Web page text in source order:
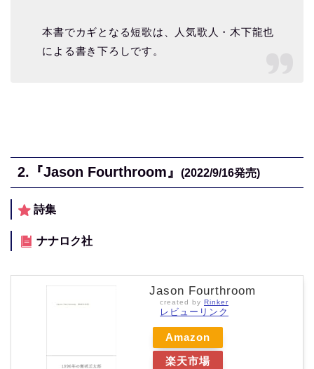
本書でカギとなる短歌は、人気歌人・木下龍也
による書き下ろしです。
2. 『Jason Fourthroom』 (2022/9/16発売)
詩集
ナナロク社
Jason Fourthroom
created by Rinker
レビューリンク
Amazon
楽天市場